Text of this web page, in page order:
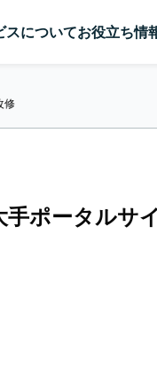
スについてお役立ち情
修
手ポータルサ